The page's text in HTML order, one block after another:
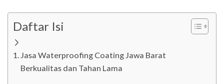
Daftar Isi
Jasa Waterproofing Coating Jawa Barat
Berkualitas dan Tahan Lama